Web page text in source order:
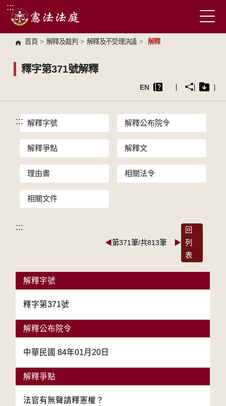
跳到主要內容區塊
:::
首頁 > 解釋及裁判 > 解釋及不受理決議 > 解釋
釋字第371號解釋
EN
::: 解釋字號 解釋公布院令
解釋爭點 解釋文
理由書 相關法令
相關文件
:::
◀第371筆/共813筆 ▶
回
列
表
解釋字號
釋字第371號
解釋公布院令
中華民國 84年01月20日
解釋爭點
法官有無聲請釋憲權？